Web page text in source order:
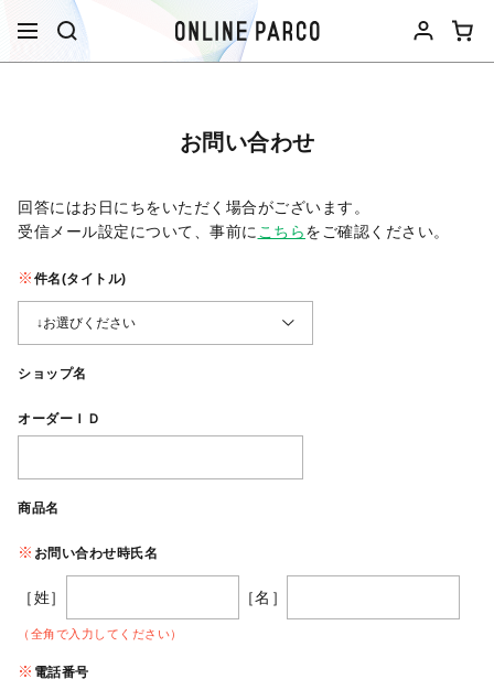
お問い合わせ
回答にはお日にちをいただく場合がございます。
受信メール設定について、事前に こちらをご確認ください。​
件名(タイトル)
ショップ名
オーダーＩＤ
商品名
お問い合わせ時氏名
［姓］ ［名］
（全角で入力してください）
電話番号